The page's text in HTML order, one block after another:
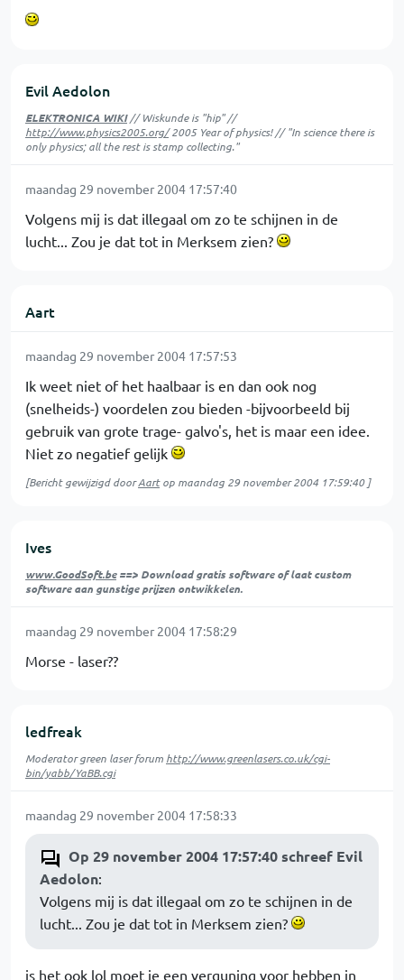
Evil Aedolon
ELEKTRONICA WIKI// Wiskunde is "hip" //
http://www.physics2005.org/2005 Year of physics! // "In science there is
only physics; all the rest is stamp collecting."
maandag 29 november 2004 17:57:40
Volgens mij is dat illegaal om zo te schijnen in de
lucht... Zou je dat tot in Merksem zien?
Aart
maandag 29 november 2004 17:57:53
Ik weet niet of het haalbaar is en dan ook nog
(snelheids-) voordelen zou bieden -bijvoorbeeld bij
gebruik van grote trage- galvo's, het is maar een idee.
Niet zo negatief gelijk
[Bericht gewijzigd doorAartop maandag 29 november 2004 17:59:40]
Ives
www.GoodSoft.be==> Download gratis software of laat custom
software aan gunstige prijzen ontwikkelen.
maandag 29 november 2004 17:58:29
Morse - laser??
ledfreak
Moderator green laser forum http://www.greenlasers.co.uk/cgi-
bin/yabb/YaBB.cgi
maandag 29 november 2004 17:58:33
Op 29 november 2004 17:57:40 schreef Evil
Aedolon:
Volgens mij is dat illegaal om zo te schijnen in de
lucht... Zou je dat tot in Merksem zien?
is het ook lol moet je een verguning voor hebben in